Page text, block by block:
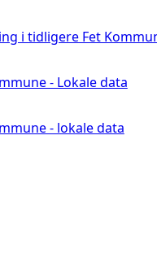
i tidligere Fet
- Lokale data
- lokale data